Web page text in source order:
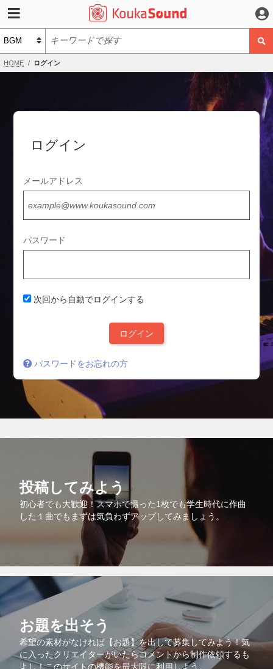
HOME ログイン
ログイン
メールアドレス
パスワード
次回から自動でログインする
ログイン
パスワードをお忘れの方
投稿してみよう
初心者でも大歓迎！スマホで撮った1枚でも学生時代に作曲
した１曲でもまずは気負わずアップしてみましょう。
お題を出そう
希望の素材がなければ【お題】を出して募集してみよう！気
に入ったクリエイターがいたらコメントから制作依頼するも
よし！このサイトの機能を最大限に利用しよう。